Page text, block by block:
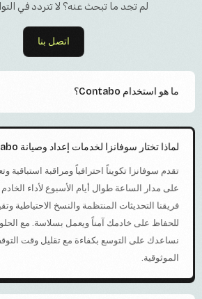
لم تجد ما تبحث عنه؟ لا تتردد في
اتصل بنا
ما هو استخدام Contabo؟
لماذا تختار سوفانزا لخدمات إعداد وصيانة Contabo؟
تقدم سوفانزا تكويناً احترافياً ومراقبة استباقية
على مدار الساعة طوال أيام الأسبوع لأداء
فريقنا التحديثات المنتظمة والنسخ الاحتياطية
للحفاظ على خادمك آمناً ويعمل بسلاسة. مع
نساعدك على التوسع بكفاءة مع تقليل وقت
الموثوقية.